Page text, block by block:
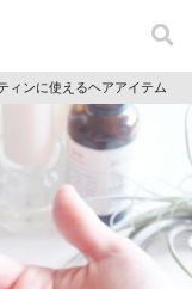
ィンに使えるヘアアイテム